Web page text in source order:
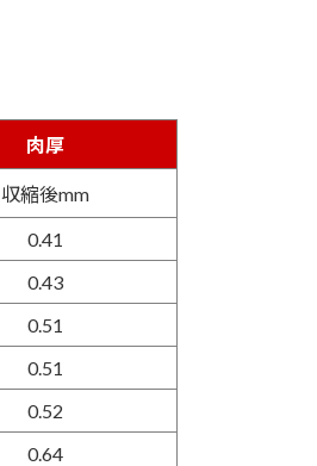
肉厚
収縮後mm
0.41
0.43
0.51
0.51
0.52
0.64